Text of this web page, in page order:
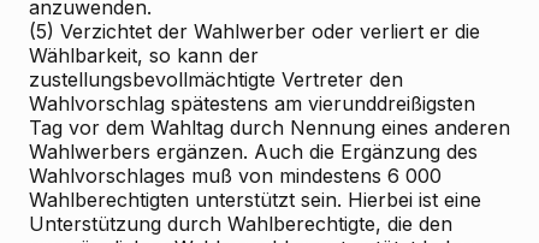
anzuwenden.
(5) Verzichtet der Wahlwerber oder verliert er die
Wählbarkeit, so kann der
zustellungsbevollmächtigte Vertreter den
Wahlvorschlag spätestens am vierunddreißigsten
Tag vor dem Wahltag durch Nennung eines anderen
Wahlwerbers ergänzen. Auch die Ergänzung des
Wahlvorschlages muß von mindestens 6 000
Wahlberechtigten unterstützt sein. Hierbei ist eine
Unterstützung durch Wahlberechtigte, die den